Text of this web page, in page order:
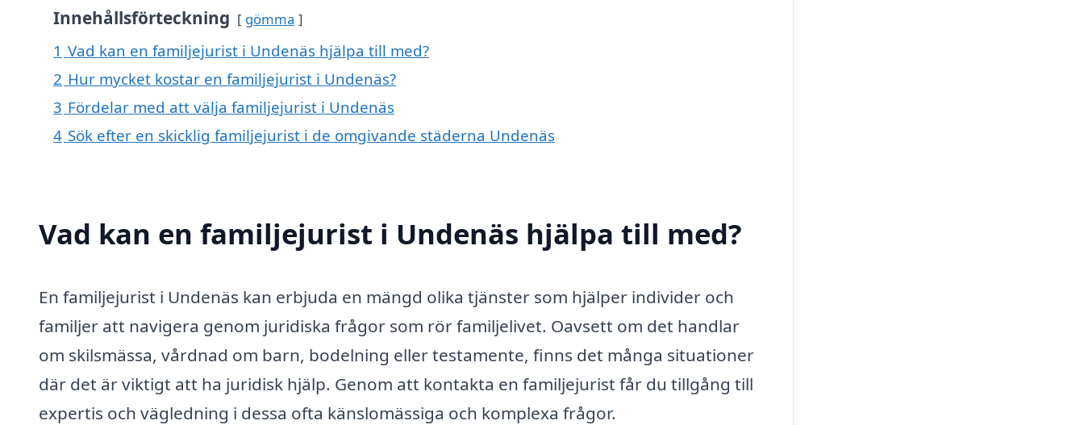
Innehållsförteckning gömma
1 Vad kan en familjejurist i Undenäs hjälpa till med?
2 Hur mycket kostar en familjejurist i Undenäs?
3 Fördelar med att välja familjejurist i Undenäs
4 Sök efter en skicklig familjejurist i de omgivande städerna Undenäs
Vad kan en familjejurist i Undenäs hjälpa till med?
En familjejurist i Undenäs kan erbjuda en mängd olika tjänster som hjälper individer och
familjer att navigera genom juridiska frågor som rör familjelivet. Oavsett om det handlar
om skilsmässa, vårdnad om barn, bodelning eller testamente, finns det många situationer
där det är viktigt att ha juridisk hjälp. Genom att kontakta en familjejurist får du tillgång till
expertis och vägledning i dessa ofta känslomässiga och komplexa frågor.